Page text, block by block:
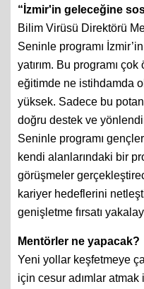
“İzmir'in geleceğine
Bilim Virüsü Direktörü
Seninle programı
yatırım. Bu programı
eğitimde ne istihdamda
yüksek. Sadece bu
doğru destek ve
Seninle programı
kendi alanlarındaki bir
görüşmeler
kariyer hedeflerini
genişletme fırsatı
Mentörler ne yapacak?
Yeni yollar keşfetmeye
için cesur adımlar